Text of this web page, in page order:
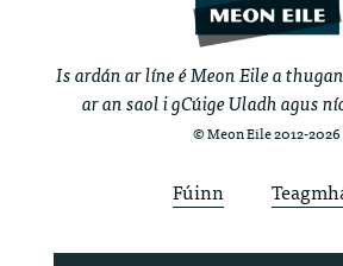
Is ardán ar líne é Meon Eile a
ar an saol i gCúige Uladh agus
© Meon Eile 2012-2026
Fúinn